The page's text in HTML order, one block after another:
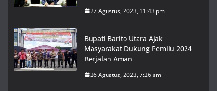
27 Agustus, 2023, 11:43 pm
Bupati Barito Utara Ajak
Masyarakat Dukung Pemilu 2024
Berjalan Aman
26 Agustus, 2023, 7:26 am